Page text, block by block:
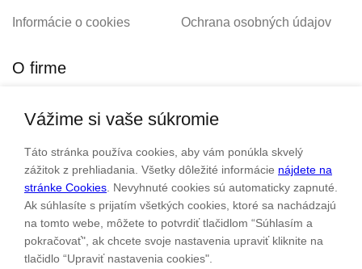
Informácie o cookies Ochrana osobných údajov
O firme
Personalizovaný šperk O nás
Kontakt
Sme rodinná firma a zameriavame sa na predaj hodiniek a
šperkov od roku 1994.
Pozrite sa na naše ďaľšie web stránky.
Vážime si vaše súkromie
Táto stránka používa cookies, aby vám ponúkla skvelý
zážitok z prehliadania. Všetky dôležité informácie nájdete na
stránke Cookies . Nevyhnuté cookies sú automaticky zapnuté.
Ak súhlasíte s prijatím všetkých cookies, ktoré sa nachádzajú
na tomto webe, môžete to potvrdiť tlačidlom “Súhlasím a
pokračovať", ak chcete svoje nastavenia upraviť kliknite na
tlačidlo “Upraviť nastavenia cookies".